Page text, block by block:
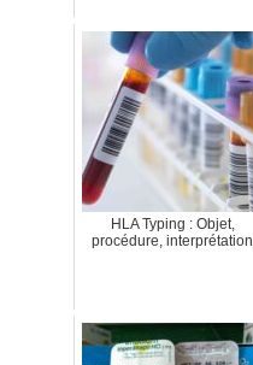
HLA Typing : Objet,
procédure, interprétation